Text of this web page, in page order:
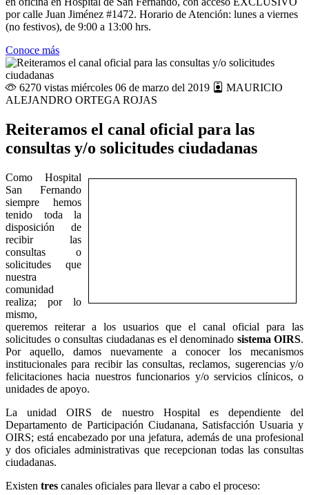
por calle Juan Jiménez #1472. Horario de Atención: lunes a viernes
(no festivos), de 9:00 a 13:00 hrs.
Conoce más
6270 vistas miércoles 06 de marzo del 2019
MAURICIO
ALEJANDRO ORTEGA ROJAS
Reiteramos el canal oficial para las
consultas y/o solicitudes ciudadanas
Como Hospital
San Fernando
siempre hemos
tenido toda la
disposición de
recibir las
consultas o
solicitudes que
nuestra
comunidad
realiza; por lo
mismo,
queremos reiterar a los usuarios que el canal oficial para las
solicitudes o consultas ciudadanas es el denominado sistema OIRS.
Por aquello, damos nuevamente a conocer los mecanismos
institucionales para recibir las consultas, reclamos, sugerencias y/o
felicitaciones hacia nuestros funcionarios y/o servicios clínicos, o
unidades de apoyo.
La unidad OIRS de nuestro Hospital es dependiente del
Departamento de Participación Ciudanana, Satisfacción Usuaria y
OIRS; está encabezado por una jefatura, además de una profesional
y dos oficiales administrativas que recepcionan todas las consultas
ciudadanas.
Existen tres canales oficiales para llevar a cabo el proceso: